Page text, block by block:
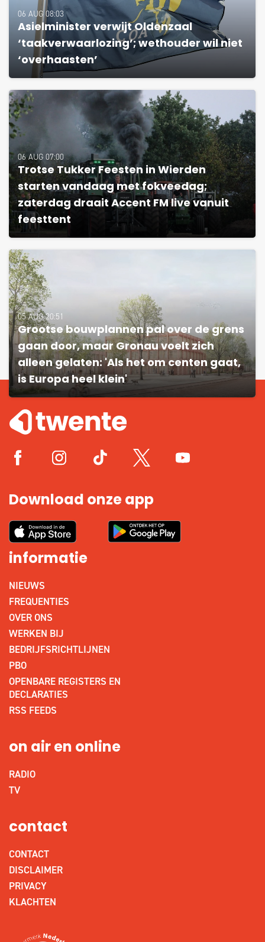
06 AUG 08:03
Asielminister verwijt Oldenzaal
‘taakverwaarlozing’; wethouder wil niet
‘overhaasten’
06 AUG 07:00
Trotse Tukker Feesten in Wierden
starten vandaag met fokveedag;
zaterdag draait Accent FM live vanuit
feesttent
05 AUG 20:51
Grootse bouwplannen pal over de grens
gaan door, maar Gronau voelt zich
alleen gelaten: 'Als het om centen gaat,
is Europa heel klein'
Download onze app
informatie
NIEUWS
FREQUENTIES
OVER ONS
WERKEN BIJ
BEDRIJFSRICHTLIJNEN
PBO
OPENBARE REGISTERS EN
DECLARATIES
RSS FEEDS
on air en online
RADIO
TV
contact
CONTACT
DISCLAIMER
PRIVACY
KLACHTEN